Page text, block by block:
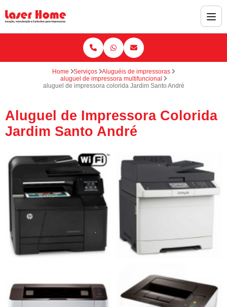
Home Serviços
Aluguéis de impressoras
aluguel de impressora multifuncional
aluguel de impressora colorida Jardim Santo André
Aluguel de Impressora Colorida
Jardim Santo André